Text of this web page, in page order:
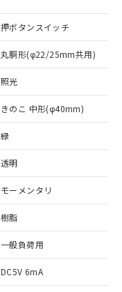
押ボタンスイッチ
丸胴形(φ22/25mm共用)
照光
きのこ 中形(φ40mm)
緑
透明
モーメンタリ
樹脂
一般負荷用
DC5V 6mA